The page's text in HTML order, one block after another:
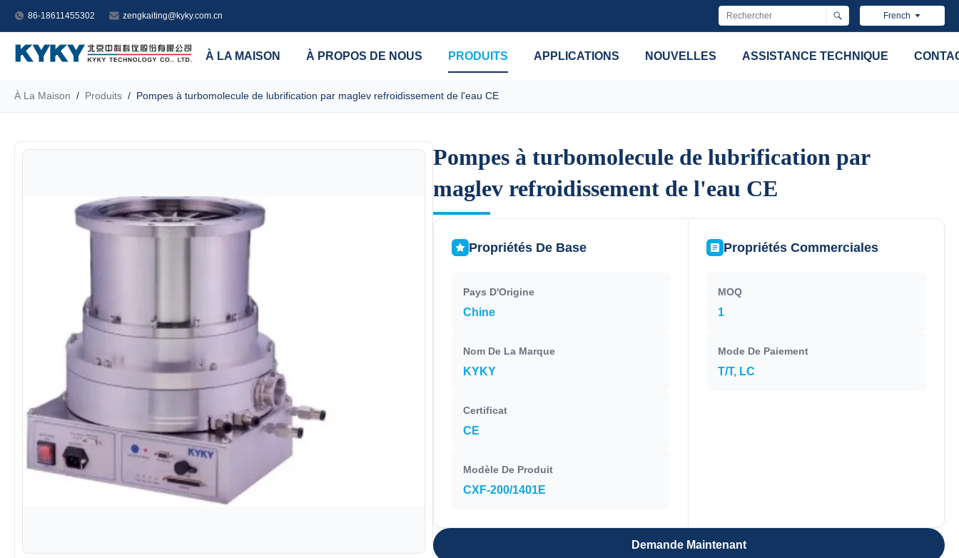
86-18611455302 zengkaiting@kyky.com.cn French
À LA MAISON À PROPOS DE NOUS PRODUITS APPLICATIONS NOUVELLES ASSISTANCE TECHNIQUE
À La Maison / Produits / Pompes à turbomolecule de lubrification par maglev refroidissement de l'eau CE
Pompes à turbomolecule de lubrification par
maglev refroidissement de l'eau CE
Pompes à turbomolecule de lubrification par
maglev refroidissement de l'eau CE
Propriétés De Base
Pays D'Origine
Chine
Nom De La Marque
KYKY
Certificat
CE
Modèle De Produit
CXF-200/1401E
Propriétés Commerciales
MOQ
1
Mode De Paiement
T/T, LC
Demande Maintenant